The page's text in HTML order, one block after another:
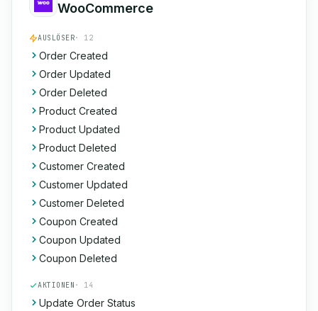
WooCommerce
AUSLÖSER· 12
Order Created
Order Updated
Order Deleted
Product Created
Product Updated
Product Deleted
Customer Created
Customer Updated
Customer Deleted
Coupon Created
Coupon Updated
Coupon Deleted
AKTIONEN · 14
Update Order Status